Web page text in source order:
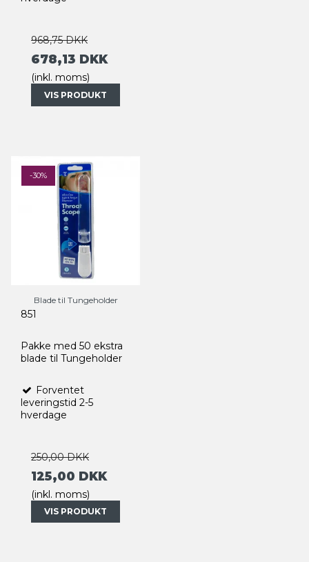
968,75 DKK
678,13 DKK
(inkl. moms)
VIS PRODUKT
-30%
Blade til Tungeholder
851
Pakke med 50 ekstra
blade til Tungeholder
Forventet
leveringstid 2-5
hverdage
250,00 DKK
125,00 DKK
(inkl. moms)
VIS PRODUKT